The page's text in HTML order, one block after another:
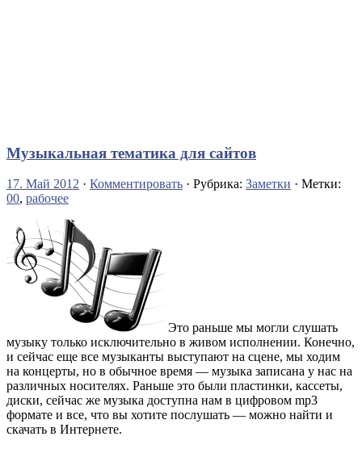
Музыкальная тематика для сайтов
17. Май 2012 · Комментировать · Рубрика: Заметки · Метки:
00, рабочее
Это раньше мы могли слушать
музыку только исключительно в живом исполнении. Конечно,
и сейчас еще все музыканты выступают на сцене, мы ходим
на концерты, но в обычное время — музыка записана у нас на
различных носителях. Раньше это были пластинки, кассеты,
диски, сейчас же музыка доступна нам в цифровом mp3
формате и все, что вы хотите послушать — можно найти и
скачать в Интернете.